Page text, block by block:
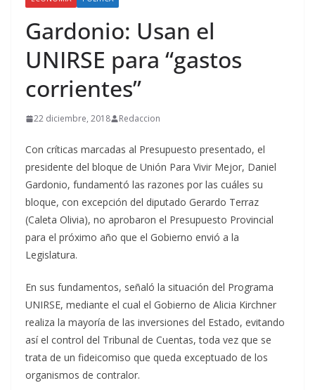
Gardonio: Usan el
UNIRSE para “gastos
corrientes”
22 diciembre, 2018 Redaccion
Con críticas marcadas al Presupuesto presentado, el
presidente del bloque de Unión Para Vivir Mejor, Daniel
Gardonio, fundamentó las razones por las cuáles su
bloque, con excepción del diputado Gerardo Terraz
(Caleta Olivia), no aprobaron el Presupuesto Provincial
para el próximo año que el Gobierno envió a la
Legislatura.
En sus fundamentos, señaló la situación del Programa
UNIRSE, mediante el cual el Gobierno de Alicia Kirchner
realiza la mayoría de las inversiones del Estado, evitando
así el control del Tribunal de Cuentas, toda vez que se
trata de un fideicomiso que queda exceptuado de los
organismos de contralor.